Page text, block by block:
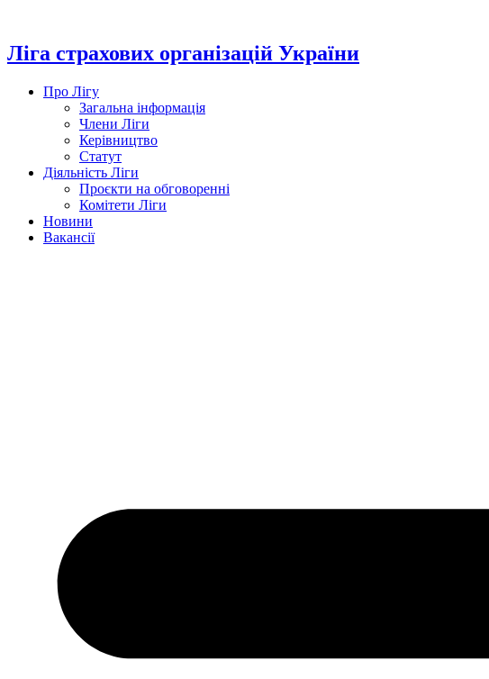
вмісту
Ліга страхових організацій України
Про Лігу
Загальна інформація
Члени Ліги
Керівництво
Статут
Діяльність Ліги
Проєкти на обговоренні
Комітети Ліги
Новини
Вакансії